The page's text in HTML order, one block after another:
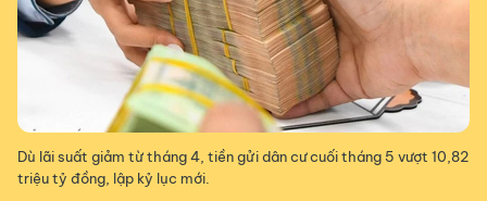
Dù lãi suất giảm từ tháng 4, tiền gửi dân cư cuối tháng 5 vượt 10,82
triệu tỷ đồng, lập kỷ lục mới.